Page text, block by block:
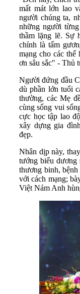
mất mát lớn lao
người chúng ta,
những người
thầm lặng lẽ. Sự
chính là tấm
mạng cho các
ơn sâu sắc" - Thủ
Người đứng đầu
dù phần lớn tuổi
thường, các Mẹ
cùng sống vui
cực học tập lao
xây dựng gia
đẹp.
Nhân dịp này,
tướng biểu
thương binh,
với cách mạng;
Việt Nám Anh